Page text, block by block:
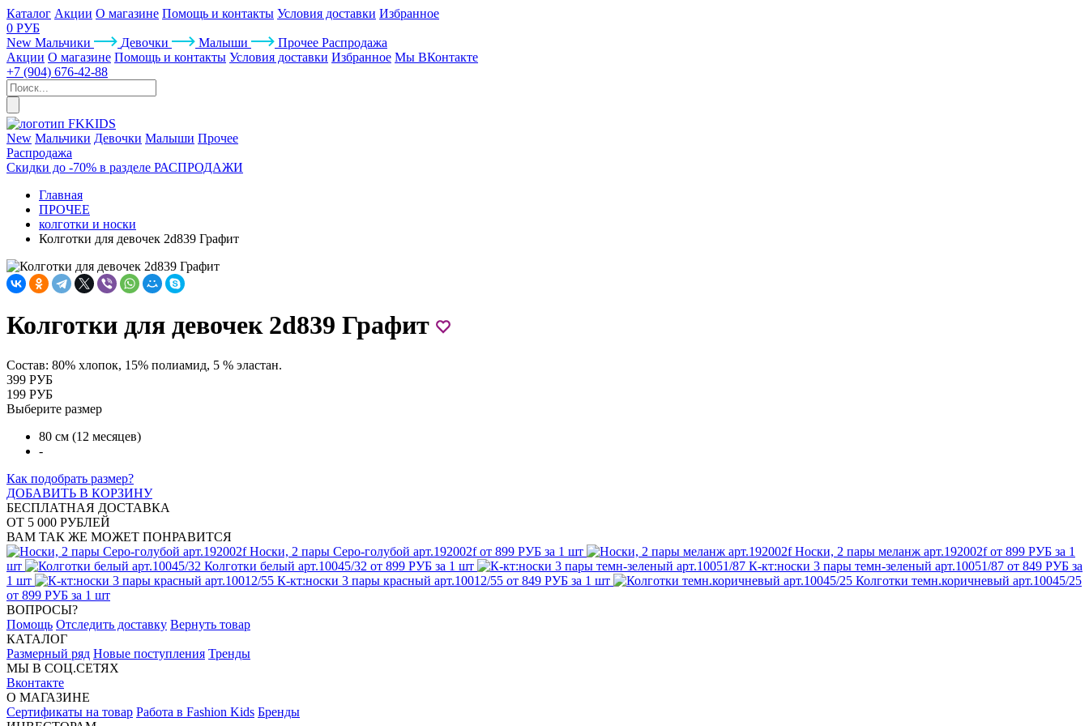
Каталог Акции О магазине Помощь и контакты Условия доставки Избранное
0 РУБ
New Мальчики Девочки Малыши Прочее Распродажа
Акции О магазине Помощь и контакты Условия доставки Избранное Мы ВКонтакте
+7 (904) 676-42-88
New Мальчики Девочки Малыши Прочее
Распродажа
Скидки до -70% в разделе РАСПРОДАЖИ
Главная
ПРОЧЕЕ
колготки и носки
Колготки для девочек 2d839 Графит
Колготки для девочек 2d839 Графит
Состав: 80% хлопок, 15% полиамид, 5 % эластан.
399 РУБ
199 РУБ
Выберите размер
80 см (12 месяцев)
-
Как подобрать размер?
ДОБАВИТЬ В КОРЗИНУ
БЕСПЛАТНАЯ ДОСТАВКА
ОТ 5 000 РУБЛЕЙ
ВАМ ТАК ЖЕ МОЖЕТ ПОНРАВИТСЯ
Носки, 2 пары Серо-голубой арт.192002f от 899 РУБ за 1 шт Носки, 2 пары меланж арт.192002f от 899 РУБ за 1
шт
Колготки белый арт.10045/32 от 899 РУБ за 1 шт К-кт:носки 3 пары темн-зеленый арт.10051/87 от 849 РУБ за
1 шт
К-кт:носки 3 пары красный арт.10012/55 от 849 РУБ за 1 шт
Колготки темн.коричневый арт.10045/25
от 899 РУБ за 1 шт
ВОПРОСЫ?
Помощь Отследить доставку Вернуть товар
КАТАЛОГ
Размерный ряд Новые поступления Тренды
МЫ В СОЦ.СЕТЯХ
Вконтакте
О МАГАЗИНЕ
Сертификаты на товар Работа в Fashion Kids Бренды